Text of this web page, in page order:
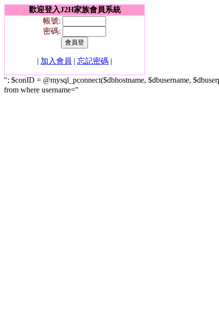
歡迎登入J2H家族會員系統
帳號:
密碼:
| 加入會員 | 忘記密碼 |
"; $conID = @mysql_pconnect($dbhostname, $dbusername,
from where username=''